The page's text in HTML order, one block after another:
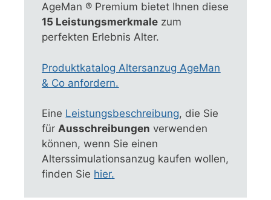
AgeMan ® Premium bietet Ihnen diese
15 Leistungsmerkmale zum
perfekten Erlebnis Alter.
Produktkatalog Altersanzug AgeMan
& Co anfordern.
Eine Leistungsbeschreibung, die Sie
fürAusschreibungen verwenden
können, wenn Sie einen
Alterssimulationsanzug kaufen wollen,
finden Sie hier.